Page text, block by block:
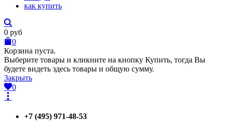
как купить
0 руб
0
Корзина пуста.
Выберите товары и кликните на кнопку Купить, тогда Вы
будете видеть здесь товары и общую сумму.
Закрыть
0
+7 (495) 971-48-53